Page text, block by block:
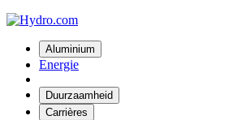
Aluminium
Energie
Duurzaamheid
Carrières